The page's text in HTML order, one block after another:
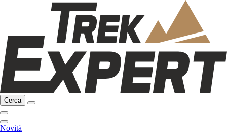
Cerca
Novità